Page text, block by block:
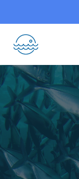
Inhalt
springen